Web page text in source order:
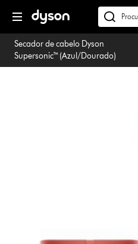
seguinte
Pesquisar
em
dyson.pt
Secador de cabelo Dyson
Supersonic™ (Azul/Dourado)